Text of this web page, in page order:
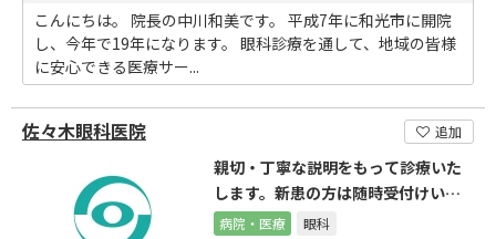
こんにちは。 院長の中川和美です。 平成7年に和光市に開院
し、今年で19年になります。 眼科診療を通して、地域の皆様
に安心できる医療サー...
佐々木眼科医院 追加
親切・丁寧な説明をもって診療いた
します。新患の方は随時受付けいた
します。
病院・医療 眼科